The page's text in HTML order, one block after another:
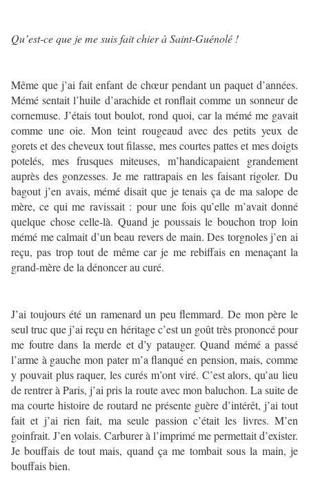
Qu’est-ce que je me suis fait chier à Saint-Guénolé !
Même que j’ai fait enfant de chœur pendant un paquet d’années.
Mémé sentait l’huile d’arachide et ronflait comme un sonneur de
cornemuse. J’étais tout boulot, rond quoi, car la mémé me gavait
comme une oie. Mon teint rougeaud avec des petits yeux de
gorets et des cheveux tout filasse, mes courtes pattes et mes doigts
potelés, mes frusques miteuses, m’handicapaient grandement
auprès des gonzesses. Je me rattrapais en les faisant rigoler. Du
bagout j’en avais, mémé disait que je tenais ça de ma salope de
mère, ce qui me ravissait : pour une fois qu’elle m’avait donné
quelque chose celle-là. Quand je poussais le bouchon trop loin
mémé me calmait d’un beau revers de main. Des torgnoles j’en ai
reçu, pas trop tout de même car je me rebiffais en menaçant la
grand-mère de la dénoncer au curé.
J’ai toujours été un ramenard un peu flemmard. De mon père le
seul truc que j’ai reçu en héritage c’est un goût très prononcé pour
me foutre dans la merde et d’y patauger. Quand mémé a passé
l’arme à gauche mon pater m’a flanqué en pension, mais, comme
y pouvait plus raquer, les curés m’ont viré. C’est alors, qu’au lieu
de rentrer à Paris, j’ai pris la route avec mon baluchon. La suite de
ma courte histoire de routard ne présente guère d’intérêt, j’ai tout
fait et j’ai rien fait, ma seule passion c’était les livres. M’en
goinfrait. J’en volais. Carburer à l’imprimé me permettait d’exister.
Je bouffais de tout mais, quand ça me tombait sous la main, je
bouffais bien.